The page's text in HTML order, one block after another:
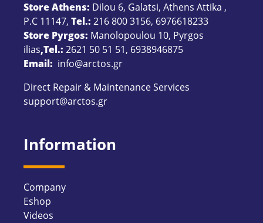
Store Athens: Dilou 6, Galatsi, Athens Attika ,
P.C 11147, Tel.: 216 800 3156, 6976618233
Store Pyrgos: Manolopoulou 10, Pyrgos
ilias,Tel.: 2621 50 51 51, 6938946875
Email: info@arctos.gr
Direct Repair & Maintenance Services
support@arctos.gr
Information
Company
Eshop
Videos